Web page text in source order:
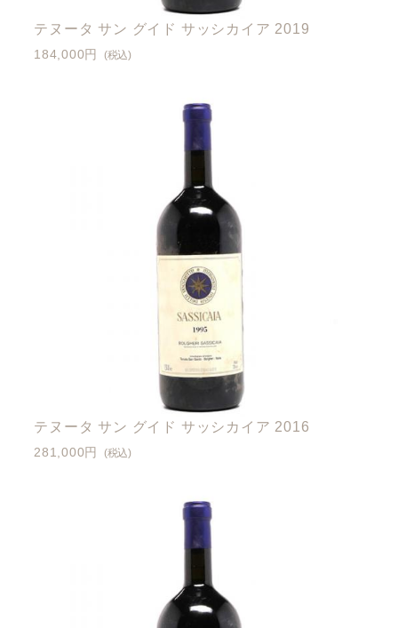
テヌータ サン グイド サッシカイア 2019
184,000円 (税込)
テヌータ サン グイド サッシカイア 2016
281,000円 (税込)